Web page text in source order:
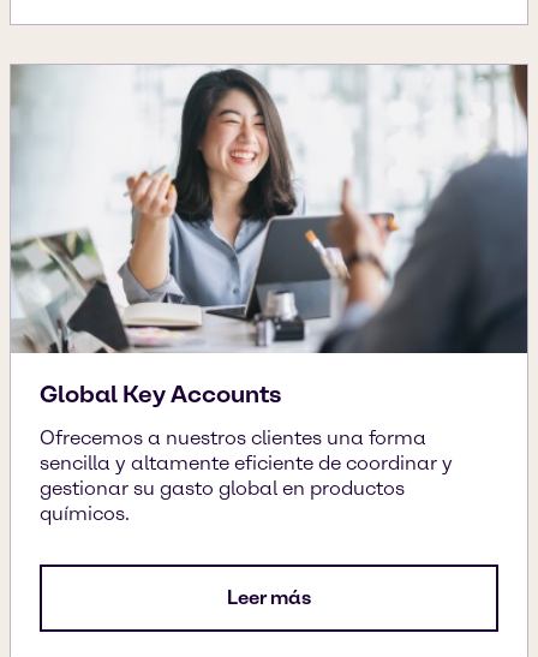
Global Key Accounts
Ofrecemos a nuestros clientes una forma
sencilla y altamente eficiente de coordinar y
gestionar su gasto global en productos
químicos.
Leer más